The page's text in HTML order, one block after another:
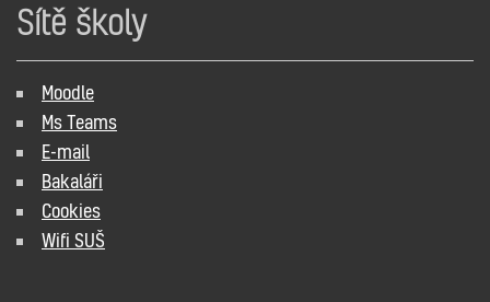
Sítě školy
Moodle
Ms Teams
E-mail
Bakaláři
Cookies
Wifi SUŠ